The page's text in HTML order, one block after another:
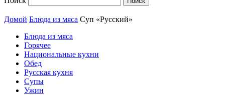
Домой Блюда из мяса Суп «Русский»
Блюда из мяса
Горячее
Национальные кухни
Обед
Русская кухня
Супы
Ужин